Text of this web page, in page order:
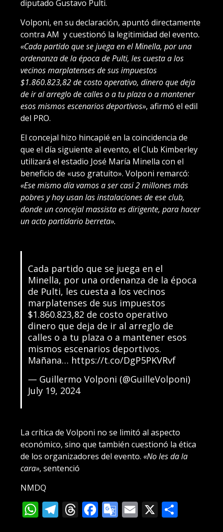
diputado Gustavo Pulti.
Volponi, en su declaración, apuntó directamente
contra AM y cuestionó la legitimidad del evento.
«Cada partido que se juega en el Minella, por una
ordenanza de la época de Pulti, les cuesta a los
vecinos marplatenses de sus impuestos
$1.860.823,82 de costo operativo, dinero que deja
de ir al arreglo de calles o a tu plaza o a mantener
esos mismos escenarios deportivos», afirmó el edil
del PRO.
El concejal hizo hincapié en la coincidencia de
que el día siguiente al evento, el Club Kimberley
utilizará el estadio José María Minella con el
beneficio de «uso gratuito». Volponi remarcó:
«Ese mismo día vamos a ser casi 2 millones más
pobres y hoy usan las instalaciones de ese club,
donde un concejal massista es dirigente, para hacer
un acto partidario berreta».
Cada partido que se juega en el
Minella, por una ordenanza de la época
de Pulti, les cuesta a los vecinos
marplatenses de sus impuestos
$1.860.823,82 de costo operativo
dinero que deja de ir al arreglo de
calles o a tu plaza o a mantener esos
mismos escenarios deportivos.
Mañana… https://t.co/DgP5PKVRvf
— Guillermo Volponi (@GuilleVolponi)
July 19, 2024
La crítica de Volponi no se limitó al aspecto
económico, sino que también cuestionó la ética
de los organizadores del evento. «No les da la
cara», sentenció
NMDQ
WhatsApp
Telegram
Threads
Facebook
Google
Email
X